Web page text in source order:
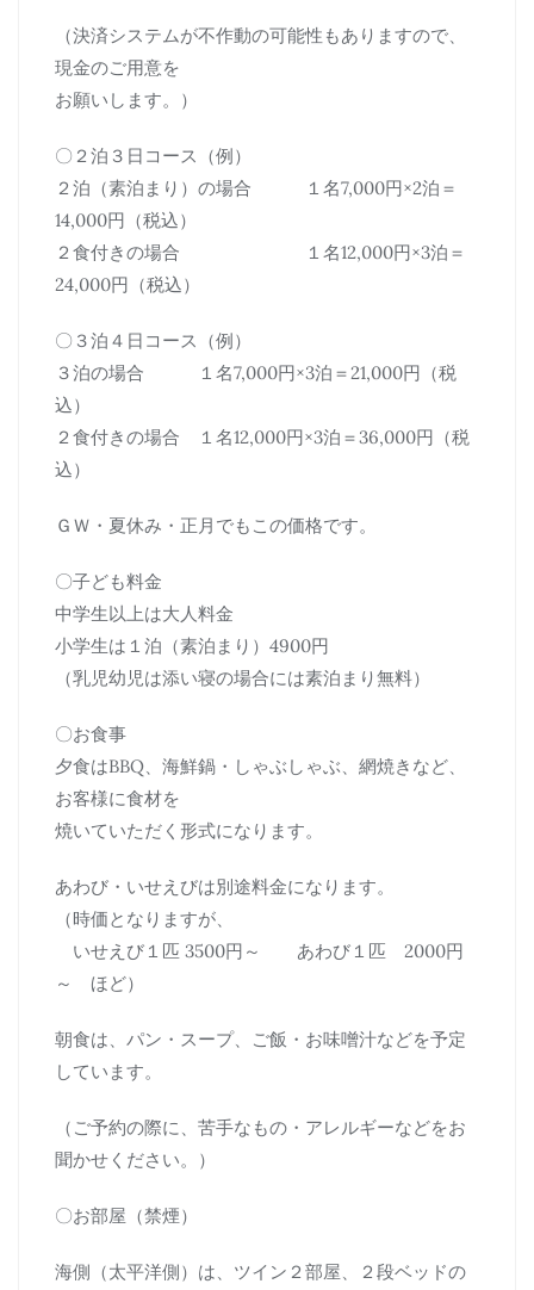
（決済システムが不作動の可能性もありますので、
現金のご用意を
お願いします。）
〇２泊３日コース（例）
２泊（素泊まり）の場合 １名7,000円×2泊＝
14,000円（税込）
２食付きの場合 １名12,000円×3泊＝
24,000円（税込）
〇３泊４日コース（例）
３泊の場合 １名7,000円×3泊＝21,000円（税
込）
２食付きの場合 １名12,000円×3泊＝36,000円（税
込）
ＧＷ・夏休み・正月でもこの価格です。
〇子ども料金
中学生以上は大人料金
小学生は１泊（素泊まり）4900円
（乳児幼児は添い寝の場合には素泊まり無料）
〇お食事
夕食はBBQ、海鮮鍋・しゃぶしゃぶ、網焼きなど、
お客様に食材を
焼いていただく形式になります。
あわび・いせえびは別途料金になります。
（時価となりますが、
いせえび１匹 3500円～ あわび１匹 2000円
～ ほど）
朝食は、パン・スープ、ご飯・お味噌汁などを予定
しています。
（ご予約の際に、苦手なもの・アレルギーなどをお
聞かせください。）
〇お部屋（禁煙）
海側（太平洋側）は、ツイン２部屋、２段ベッドの